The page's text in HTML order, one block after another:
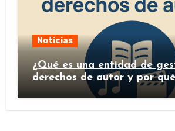
Noticias
¿Qué es una entidad de
derechos de autor y por
importante?